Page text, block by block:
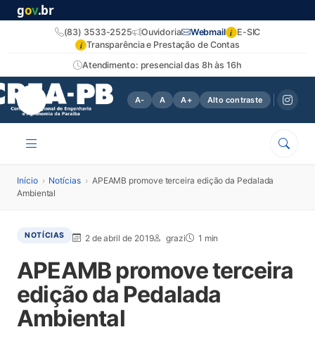
gov.br
Atendimento: presencial das 8h às 16h
(83) 3533-2525 Ouvidoria Webmail i E-SIC
i Transparência e Prestação de Contas
A- A A+ Alto contraste
Início › Notícias › APEAMB promove terceira edição da Pedalada
Ambiental
NOTÍCIAS 2 de abril de 2019 grazi 1 min
APEAMB promove terceira
edição da Pedalada
Ambiental